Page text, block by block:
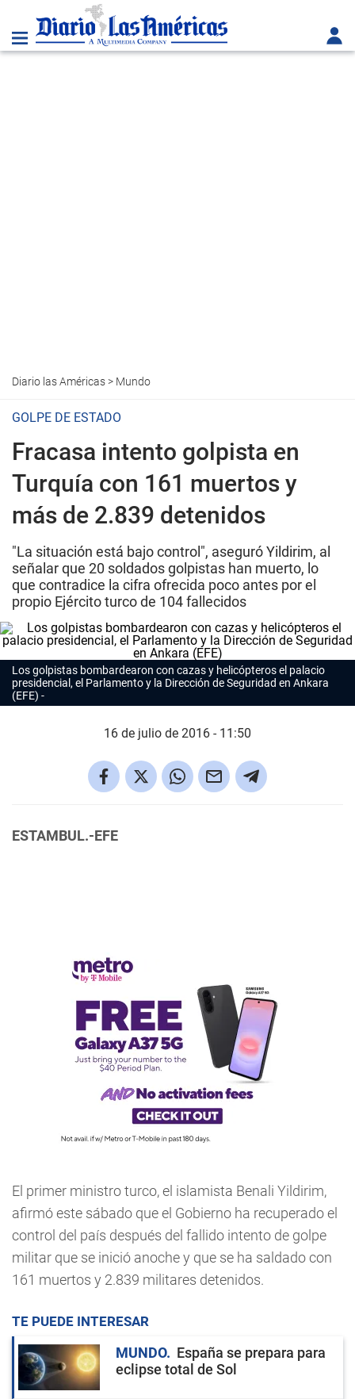
Diario las Américas> Mundo
GOLPE DE ESTADO
Fracasa intento golpista en
Turquía con 161 muertos y
más de 2.839 detenidos
"La situación está bajo control", aseguró Yildirim, al
señalar que 20 soldados golpistas han muerto, lo
que contradice la cifra ofrecida poco antes por el
propio Ejército turco de 104 fallecidos
Los golpistas bombardearon con cazas y helicópteros el palacio
presidencial, el Parlamento y la Dirección de Seguridad en Ankara
(EFE)
16 de julio de 2016 - 11:50
ESTAMBUL.-EFE
El primer ministro turco, el islamista Benali Yildirim,
afirmó este sábado que el Gobierno ha recuperado el
control del país después del fallido intento de golpe
militar que se inició anoche y que se ha saldado con
161 muertos y 2.839 militares detenidos.
TE PUEDE INTERESAR
MUNDO
España se prepara para
eclipse total de Sol